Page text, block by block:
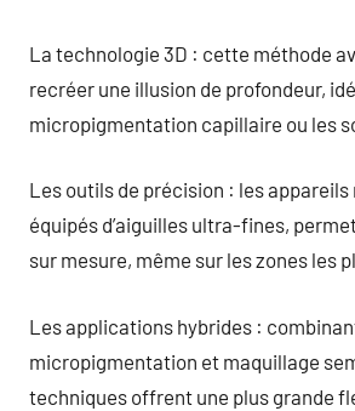
La technologie 3D : cette méthode
recréer une illusion de profondeur,
micropigmentation capillaire ou les
Les outils de précision : les appareils
équipés d’aiguilles ultra-fines,
sur mesure, même sur les zones les
Les applications hybrides :
micropigmentation et maquillage
techniques offrent une plus grande